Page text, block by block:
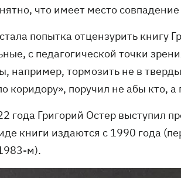
что имеет место
попытка отцензурить книгу
с педагогической точки
например, тормозить не в
коридору», поручил не абы кто,
года Григорий Остер выступил
книги издаются с 1990 года
м).